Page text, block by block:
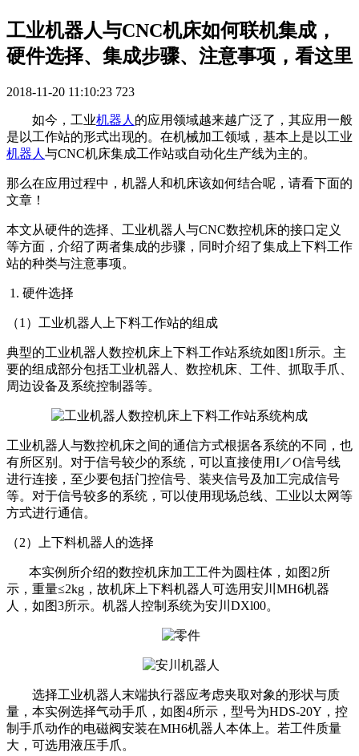
工业机器人与CNC机床如何联机集成，
硬件选择、集成步骤、注意事项，看这里
2018-11-20 11:10:23 723
如今，工业机器人 的应用领域越来越广泛了，其应用一般
是以工作站的形式出现的。在机械加工领域，基本上是以工业
机器人 与CNC机床集成工作站或自动化生产线为主的。
那么在应用过程中，机器人和机床该如何结合呢，请看下面的
文章！
本文从硬件的选择、工业机器人与CNC数控机床的接口定义
等方面，介绍了两者集成的步骤，同时介绍了集成上下料工作
站的种类与注意事项。
1. 硬件选择
（1）工业机器人上下料工作站的组成
典型的工业机器人数控机床上下料工作站系统如图1所示。主
要的组成部分包括工业机器人、数控机床、工件、抓取手爪、
周边设备及系统控制器等。
工业机器人与数控机床之间的通信方式根据各系统的不同，也
有所区别。对于信号较少的系统，可以直接使用I／O信号线
进行连接，至少要包括门控信号、装夹信号及加工完成信号
等。对于信号较多的系统，可以使用现场总线、工业以太网等
方式进行通信。
（2）上下料机器人的选择
本实例所介绍的数控机床加工工件为圆柱体，如图2所
示，重量≤2kg，故机床上下料机器人可选用安川MH6机器
人，如图3所示。机器人控制系统为安川DXl00。
选择工业机器人末端执行器应考虑夹取对象的形状与质
量，本实例选择气动手爪，如图4所示，型号为HDS-20Y，控
制手爪动作的电磁阀安装在MH6机器人本体上。若工件质量
大，可选用液压手爪。